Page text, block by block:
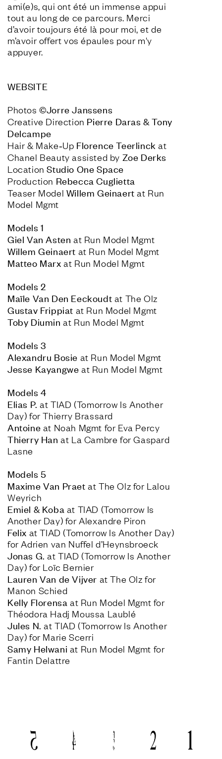
ami(e)s, qui ont été un immense appui
tout au long de ce parcours. Merci
d’avoir toujours été là pour moi, et de
m’avoir offert vos épaules pour m'y
appuyer.
WEBSITE
Photos
Creative Direction Pierre Daras & Tony
Hair & Make‑Up Florence Teerlinck at
Chanel Beauty assisted by
Location
Production
Teaser Model Willem Geinaert at Run
Model Mgmt
Models 1
Giel Van Asten
Willem Geinaert
Matteo Marx at Run Model Mgmt
Models 2
Maïle Van Den Eeckoudt
Gustav Frippiat
Toby Diumin at Run Model Mgmt
Models 3
Alexandru Bosie
Jesse Kayangwe at Run Model Mgmt
Models 4
Elias P. at TIAD (Tomorrow Is Another
Antoine
Thierry Han at La Cambre for Gaspard
Lasne
Models 5
Maxime Van Praet at The Olz for Lalou
Emiel & Koba at TIAD (Tomorrow Is
Felix at TIAD (Tomorrow Is Another Day)
Jonas G. at TIAD (Tomorrow Is Another
Lauren Van de Vijver at The Olz for
Kelly Florensa at Run Model Mgmt for
Jules N. at TIAD (Tomorrow Is Another
Samy Helwani at Run Model Mgmt for
Fantin Delattre
5 4 3 2 1